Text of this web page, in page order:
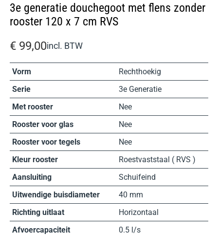
3e generatie douchegoot met flens zonder
rooster 120 x 7 cm RVS
€ 99,00incl. BTW
Vorm
Rechthoekig
Serie
3e Generatie
Met rooster
Nee
Rooster voor glas
Nee
Rooster voor tegels
Nee
Kleur rooster
Roestvaststaal ( RVS )
Aansluiting
Schuifeind
Uitwendige buisdiameter
40 mm
Richting uitlaat
Horizontaal
Afvoercapaciteit
0.5 l/s